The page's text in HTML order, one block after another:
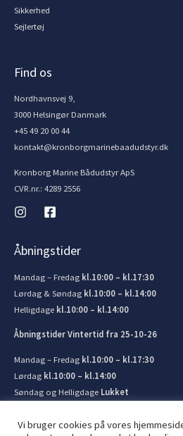
Sikkerhed
Sejlertøj
Find os
Nordhavnsvej 9,
3000 Helsingør Danmark
+45 49 20 00 44
kontakt@kronborgmarinebaadudstyr.dk
Kronborg Marine Bådudstyr ApS
CVR.nr.: 4289 2556
Åbningstider
Mandag – Fredag kl.10:00 – kl.17:30
Lørdag & Søndag kl.10:00 – kl.14:00
Helligdage kl.10:00 – kl.14:00
Åbningstider Vintertid fra 25-10-26
Mandag – Fredag kl.10:00 – kl.17:30
Lørdag kl.10:00 – kl.14:00
Søndag og Helligdage Lukket
Vi bruger cookies på vores